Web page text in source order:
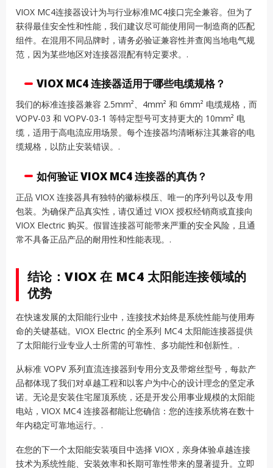
VIOX MC4连接器设计为与行业标准MC4接口完全兼容。但为了
获得最佳安全性和性能，我们建议尽可能使用同一制造商的匹配
组件。在混用不同品牌时，请务必验证兼容性并查阅当地电气规
范，因为某些地区对连接器混配有特定要求。.
VIOX MC4 连接器适用于哪些电缆规格？
我们的标准连接器兼容 2.5mm²、4mm² 和 6mm² 电缆规格，而
VOPV-03 和 VOPV-03-1 等特定型号可支持更大的 10mm² 电
缆，适用于高电流应用场景。每个连接器均清晰标注其兼容的电
缆规格，以防止安装错误。.
如何验证 VIOX MC4 连接器的真伪？
正品 VIOX 连接器具有独特的徽标模压、唯一的序列号以及专用
包装。为确保产品真实性，请仅通过 VIOX 授权经销商或直接向
VIOX Electric 购买。假冒连接器可能带来严重的安全风险，且通
常不具备正品产品的耐用性和性能表现。.
结论：VIOX 在 MC4 太阳能连接领域的
优势
在快速发展的太阳能行业中，连接技术始终是系统性能与使用寿
命的关键基础。VIOX Electric 的全系列 MC4 太阳能连接器提供
了太阳能行业专业人士所需的可靠性、多功能性和创新性。.
从标准 VOPV 系列直流连接器到专用分支及带熔丝型号，每款产
品都体现了我们对卓越工程和以客户为中心的设计理念的坚定承
诺。无论是安装住宅屋顶系统，还是开发公用事业规模的太阳能
电站，VIOX MC4 连接器都能让您确信：您的连接系统将在数十
年内稳定可靠地运行。.
在您的下一个太阳能安装项目中选择 VIOX，亲身体验卓越连接
技术为系统性能、安装效率和长期可靠性带来的显著提升。立即